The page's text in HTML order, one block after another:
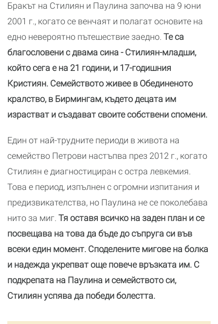
Бракът на Стилиян и Паулина започва на 9 юни
2001 г., когато се венчаят и полагат основите на
едно невероятно пътешествие заедно. Те са
благословени с двама сина - Стилиян-младши,
който сега е на 21 години, и 17-годишния
Кристиян. Семейството живее в Обединеното
кралство, в Бирмингам, където децата им
израстват и създават своите собствени спомени.
Един от най-трудните периоди в живота на
семейство Петрови настъпва през 2012 г., когато
Стилиян е диагностициран с остра левкемия.
Това е период, изпълнен с огромни изпитания и
предизвикателства, но Паулина не се поколебава
нито за миг. Тя оставя всичко на заден план и се
посвещава на това да бъде до съпруга си във
всеки един момент. Споделените мигове на болка
и надежда укрепват още повече връзката им. С
подкрепата на Паулина и семейството си,
Стилиян успява да победи болестта.